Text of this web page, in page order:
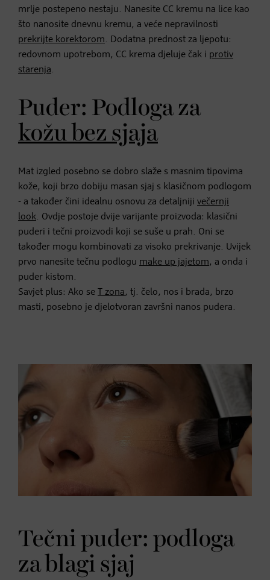
mrlje postepeno nestaju. Nanesite CC kremu na lice kao
što nanosite dnevnu kremu, a veće nepravilnosti
prekrijte korektorom. Dodatna prednost za ljepotu:
redovnom upotrebom, CC krema djeluje čak i protiv
starenja.
Puder: Podloga za
kožu bez sjaja
Mat izgled posebno se dobro slaže s masnim tipovima
kože, koji brzo dobiju masan sjaj s klasičnom podlogom
- a također čini idealnu osnovu za detaljniji večernji
look. Ovdje postoje dvije varijante proizvoda: klasični
puderi i tečni proizvodi koji se suše u prah. Oni se
također mogu kombinovati za visoko prekrivanje. Uvijek
prvo nanesite tečnu podlogu make up jajetom, a onda i
puder kistom.
Savjet plus: Ako se
T zona, tj. čelo, nos i brada, brzo
masti, posebno je djelotvoran završni nanos pudera.
Tečni puder: podloga
za blagi sjaj